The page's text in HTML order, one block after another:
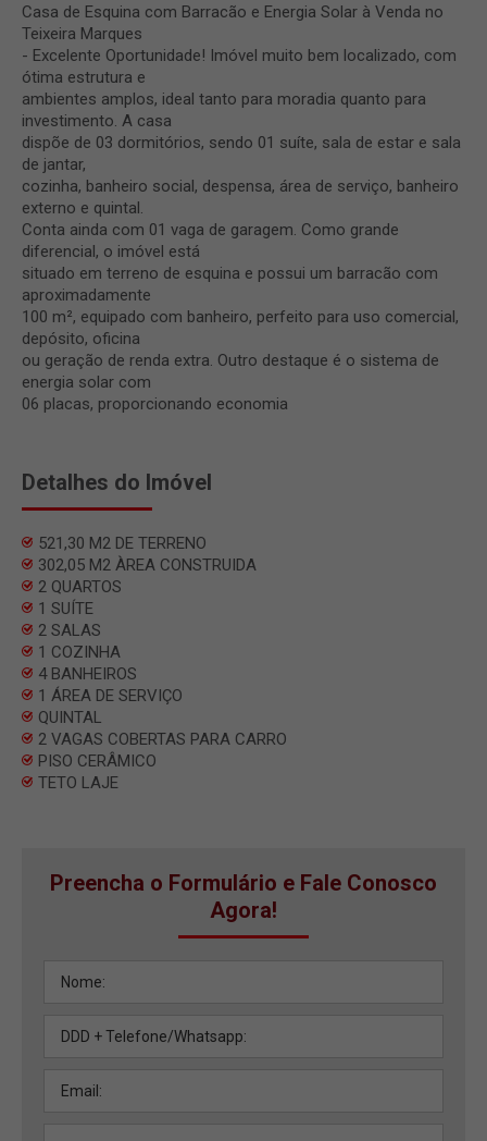
Casa de Esquina com Barracão e Energia Solar à Venda no
Teixeira Marques
- Excelente Oportunidade! Imóvel muito bem localizado, com
ótima estrutura e
ambientes amplos, ideal tanto para moradia quanto para
investimento. A casa
dispõe de 03 dormitórios, sendo 01 suíte, sala de estar e sala
de jantar,
cozinha, banheiro social, despensa, área de serviço, banheiro
externo e quintal.
Conta ainda com 01 vaga de garagem. Como grande
diferencial, o imóvel está
situado em terreno de esquina e possui um barracão com
aproximadamente
100 m², equipado com banheiro, perfeito para uso comercial,
depósito, oficina
ou geração de renda extra. Outro destaque é o sistema de
energia solar com
06 placas, proporcionando economia
Detalhes do Imóvel
521,30 M2 DE TERRENO
302,05 M2 ÀREA CONSTRUIDA
2 QUARTOS
1 SUÍTE
2 SALAS
1 COZINHA
4 BANHEIROS
1 ÁREA DE SERVIÇO
QUINTAL
2 VAGAS COBERTAS PARA CARRO
PISO CERÂMICO
TETO LAJE
Preencha o Formulário e Fale Conosco
Agora!